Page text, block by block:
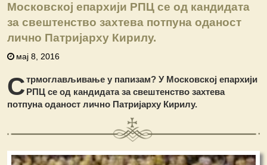
Московској епархији РПЦ се од кандидата
за свештенство захтева потпуна оданост
лично Патријарху Кирилу.
мај 8, 2016
Стрмоглављивање у папизам? У Московској епархији
РПЦ се од кандидата за свештенство захтева
потпуна оданост лично Патријарху Кирилу.